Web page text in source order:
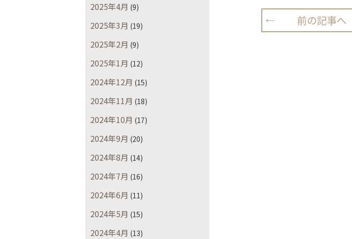
2025年4月 (9)
2025年3月 (19)
2025年2月 (9)
2025年1月 (12)
2024年12月 (15)
2024年11月 (18)
2024年10月 (17)
2024年9月 (20)
2024年8月 (14)
2024年7月 (16)
2024年6月 (11)
2024年5月 (15)
2024年4月 (13)
前の記事へ